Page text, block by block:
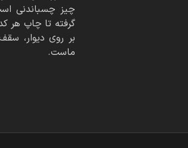
چیز چسباندنی
گرفته تا چاپ هر
بر روی دیوار،
ماست.